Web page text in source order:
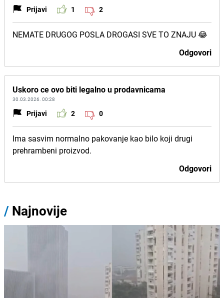
Prijavi 1 2
NEMATE DRUGOG POSLA DROGASI SVE TO ZNAJU 😂
Odgovori
Uskoro ce ovo biti legalno u prodavnicama
30.03.2026. 00:28
Prijavi 2 0
Ima sasvim normalno pakovanje kao bilo koji drugi
prehrambeni proizvod.
Odgovori
/ Najnovije